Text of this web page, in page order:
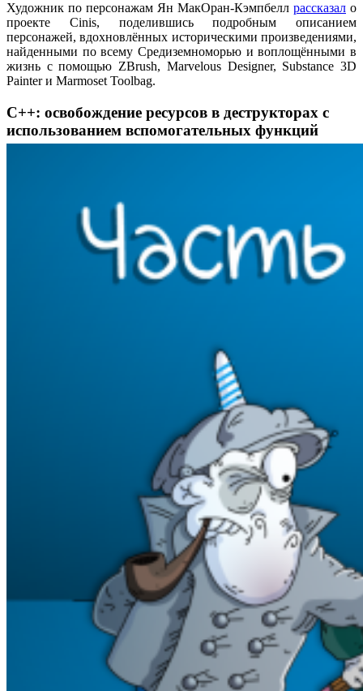
Художник по персонажам Ян МакОран-Кэмпбелл рассказал о
проекте Cinis, поделившись подробным описанием
персонажей, вдохновлённых историческими произведениями,
найденными по всему Средиземноморью и воплощёнными в
жизнь с помощью ZBrush, Marvelous Designer, Substance 3D
Painter и Marmoset Toolbag.
С++: освобождение ресурсов в деструкторах с
использованием вспомогательных функций